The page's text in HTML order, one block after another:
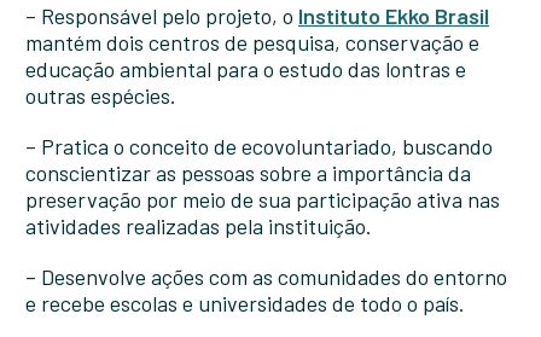
– Responsável pelo projeto, o Instituto Ekko Brasil
mantém dois centros de pesquisa, conservação e
educação ambiental para o estudo das lontras e
outras espécies.
– Pratica o conceito de ecovoluntariado, buscando
conscientizar as pessoas sobre a importância da
preservação por meio de sua participação ativa nas
atividades realizadas pela instituição.
– Desenvolve ações com as comunidades do entorno
e recebe escolas e universidades de todo o país.